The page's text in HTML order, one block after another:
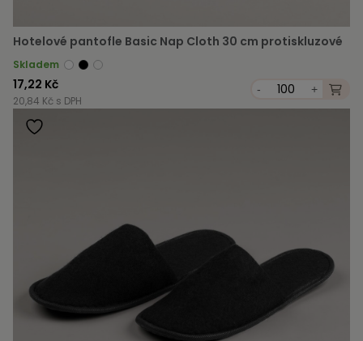
Hotelové pantofle Basic Nap Cloth 30 cm protiskluzové
Skladem
17,22 Kč
20,84 Kč s DPH
- +